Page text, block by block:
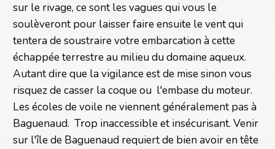
sur le rivage, ce sont les vagues qui vous le
soulèveront pour laisser faire ensuite le vent qui
tentera de soustraire votre embarcation à cette
échappée terrestre au milieu du domaine aqueux.
Autant dire que la vigilance est de mise sinon vous
risquez de casser la coque ou l'embase du moteur.
Les écoles de voile ne viennent généralement pas à
Baguenaud. Trop inaccessible et insécurisant. Venir
sur l'île de Baguenaud requiert de bien avoir en tête